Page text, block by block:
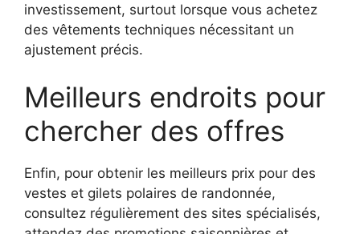
investissement, surtout lorsque vous achetez
des vêtements techniques nécessitant un
ajustement précis.
Meilleurs endroits pour
chercher des offres
Enfin, pour obtenir les meilleurs prix pour des
vestes et gilets polaires de randonnée,
consultez régulièrement des sites spécialisés,